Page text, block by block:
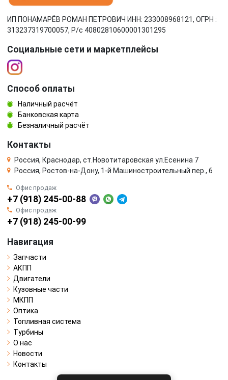
ИП ПОНАМАРЁВ РОМАН ПЕТРОВИЧ ИНН: 233008968121, ОГРН :
313237319700057, Р/c 40802810600001301295
Социальные сети и маркетплейсы
Способ оплаты
Наличный расчёт
Банковская карта
Безналичный расчёт
Контакты
Россия, Краснодар, ст.Новотитаровская ул.Есенина 7
Россия, Ростов-на-Дону, 1-й Машиностроительный пер., 6
Офис продаж
+7 (918) 245-00-88
Офис продаж
+7 (918) 245-00-99
Навигация
Запчасти
АКПП
Двигатели
Кузовные части
МКПП
Оптика
Топливная система
Турбины
О нас
Новости
Контакты